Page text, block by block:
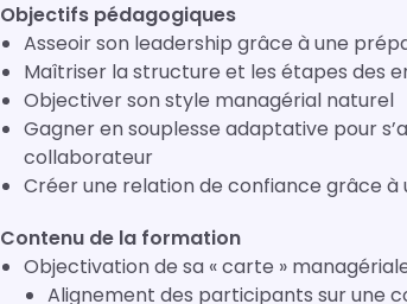
Objectifs pédagogiques
Asseoir son leadership grâce à une
Maîtriser la structure et les étapes des
Objectiver son style managérial naturel
Gagner en souplesse adaptative pour
collaborateur
Créer une relation de confiance grâce à
Contenu de la formation
Objectivation de sa « carte »
Alignement des participants sur une